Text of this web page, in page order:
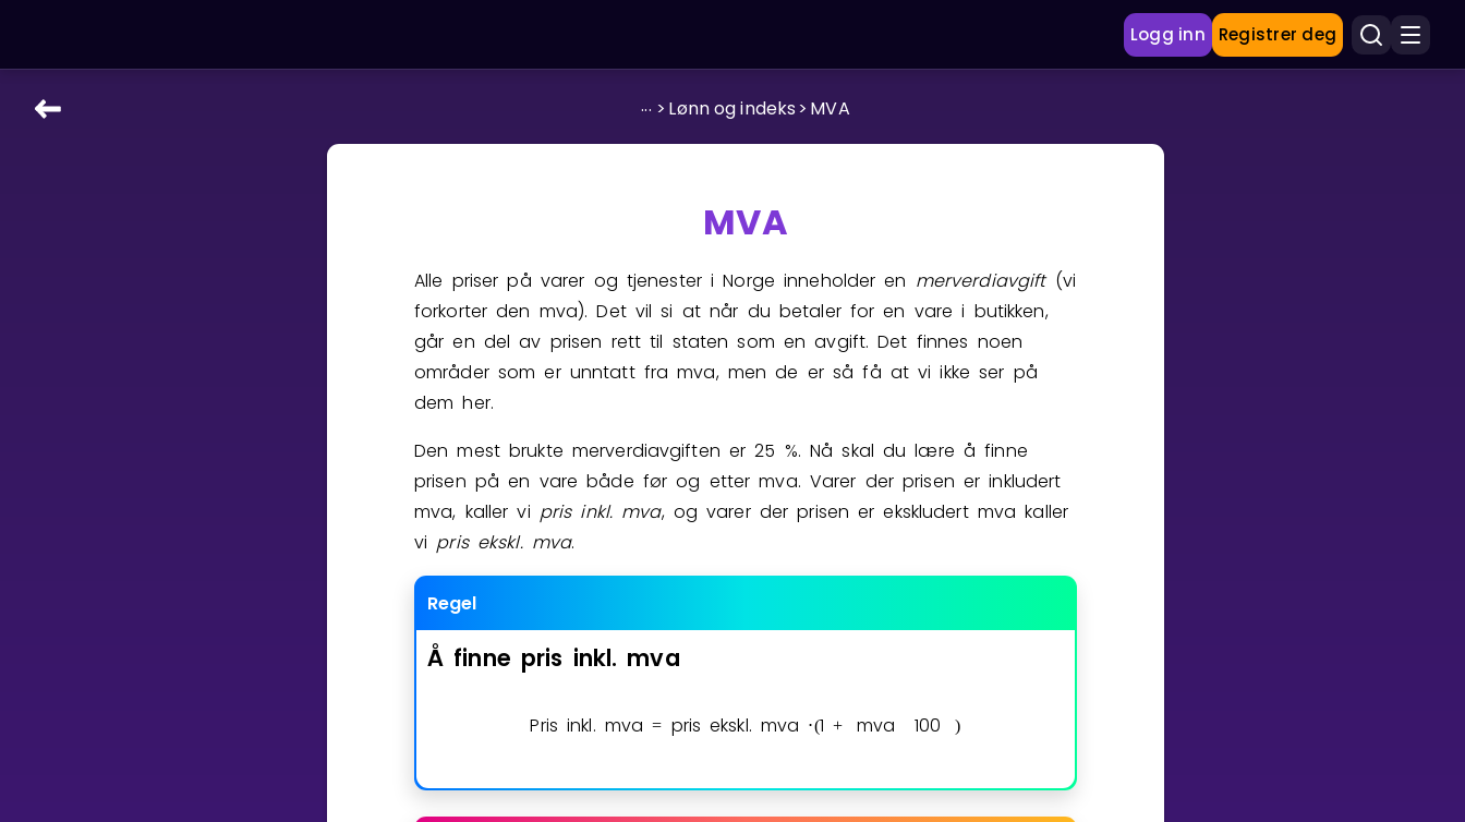
Logg inn Registrer deg
Bestill privatundervisning
... > Lønn og indeks> MVA
MVA
Alle priser på varer og tjenester i Norge inneholder en merverdiavgift (vi
forkorter den mva). Det vil si at når du betaler for en vare i butikken,
går en del av prisen rett til staten som en avgift. Det finnes noen
områder som er unntatt fra mva, men de er så få at vi ikke ser på
dem her.
Den mest brukte merverdiavgiften er25 %. Nå skal du lære å finne
prisen på en vare både før og etter mva. Varer der prisen er inkludert
mva, kaller vi pris inkl. mva, og varer der prisen er ekskludert mva kaller
vi pris ekskl.mva.
Regel
Å finne pris inkl. mva
Pris inkl. mva = pris ekskl. mva ⋅(1 + mva 100 )